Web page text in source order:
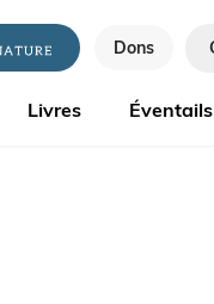
Dons
Livres Éventails